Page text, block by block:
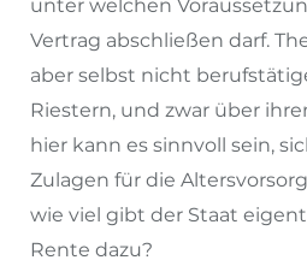
unter welchen
Vertrag abschließen darf.
aber selbst nicht
Riestern, und zwar über
hier kann es sinnvoll sein,
Zulagen für die
wie viel gibt der Staat
Rente dazu?